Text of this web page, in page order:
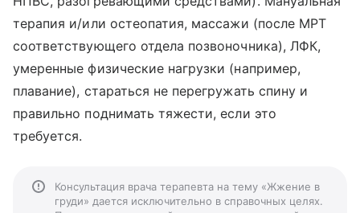
терапия и/или остеопатия, массажи (после МРТ
соответствующего отдела позвоночника), ЛФК,
умеренные физические нагрузки (например,
плавание), стараться не перегружать спину и
правильно поднимать тяжести, если это
требуется.
Консультация врача терапевта на тему «Жжение в
груди» дается исключительно в справочных целях.